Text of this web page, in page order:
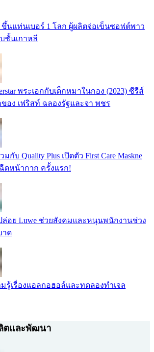
นแท่นเบอร์ 1 โลก ผู้ผลิตจ่อเข็นซอฟต์พาว
บชั้นเกาหลี
พระเอกกับเด็กหมาในกอง (2023) ซีรีส์
อง เฟริสท์ ฉลองรัฐและจา พชร
มกับ Quality Plus เปิดตัว First Care Maskne
ฉีดหน้ากาก ครั้งแรก!
อย Luwe ช่วยสังคมและหนุนพนักงานช่วง
าด
รู้เรื่องแอลกอฮอล์และทดลองทำเจล
ตและพัฒนา